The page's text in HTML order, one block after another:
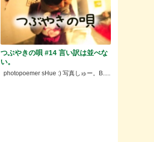
つぶやきの唄 #14 言い訳は並べな
い。
photopoemer sHue :) 写真しゅー。B.....